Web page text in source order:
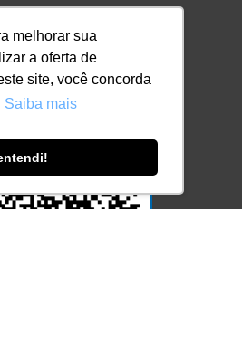
melhorar sua
a oferta de
site, você concorda
Saiba mais
da Instituição no